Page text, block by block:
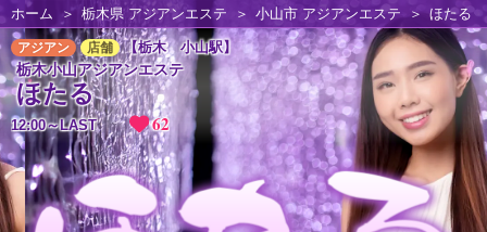
ホーム 栃木県 アジアンエステ 小山市 アジアンエステ ほたる
アジアン 店舗 【栃木 小山駅】
栃木小山アジアンエステ
ほたる
12:00～LAST 62